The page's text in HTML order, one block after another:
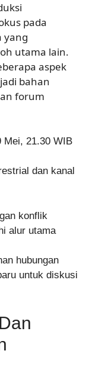
pada
yang
utama lain.
aspek
bahan
forum
Mei, 21.30 WIB
dan kanal
konflik
alur utama
hubungan
untuk diskusi